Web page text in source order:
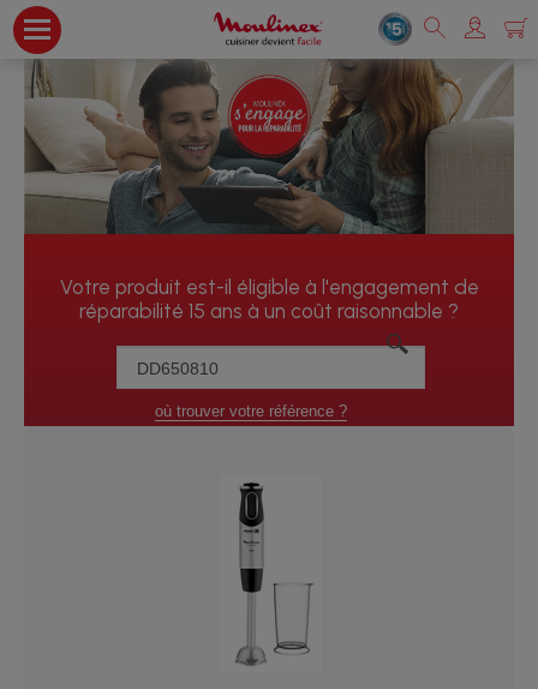
Votre produit est-il éligible à l'engagement de
réparabilité 15 ans à un coût raisonnable ?
où trouver votre référence ?